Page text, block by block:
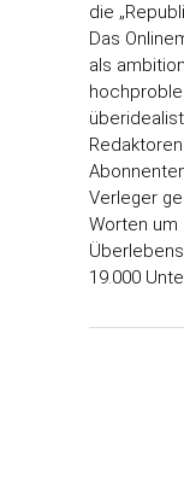
die
Das
als
Verleger
Worten um
19.000